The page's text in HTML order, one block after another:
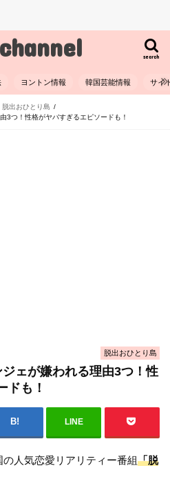
search
ヨントン情報 韓国芸能情報 サイ
脱出おひとり島
3つ！性格がヤバすぎるエピソードも！
脱出おひとり島
ェが嫌われる理由3つ！性
ドも！
LINE
人気恋愛リアリティー番組「脱